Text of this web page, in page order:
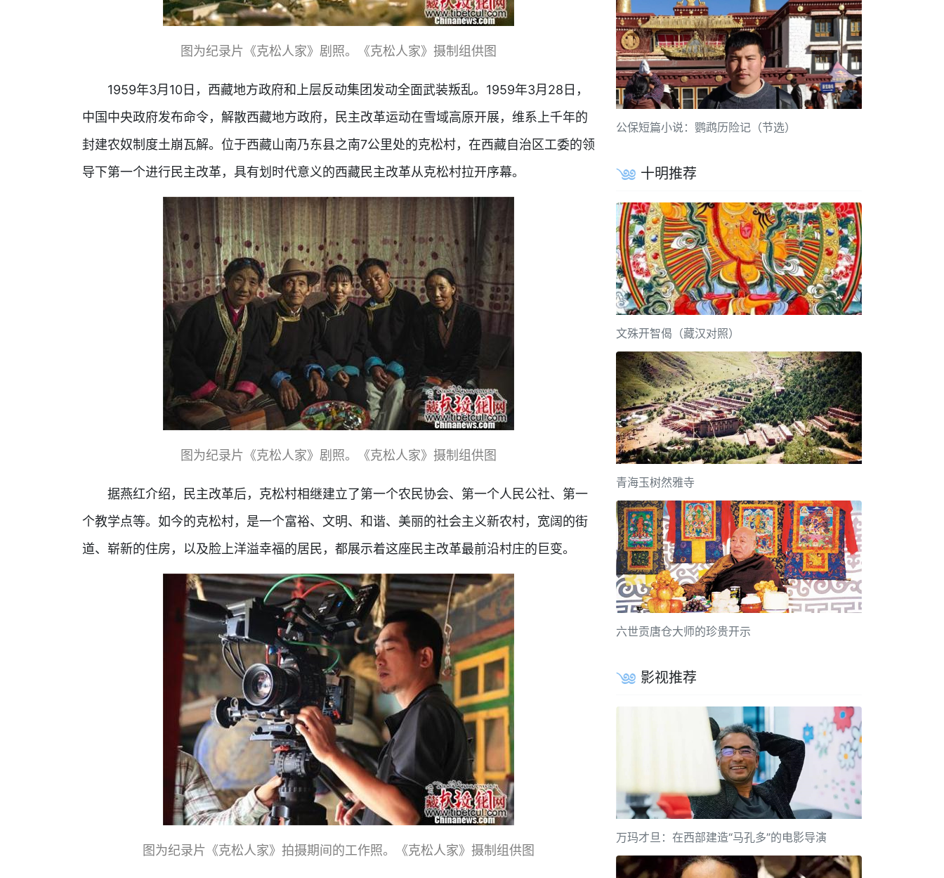
图为纪录片《克松人家》剧照。《克松人家》摄制组供图
1959年3月10日，西藏地方政府和上层反动集团发动全面武装叛乱。1959年3月28日，
中国中央政府发布命令，解散西藏地方政府，民主改革运动在雪域高原开展，维系上千年的
封建农奴制度土崩瓦解。位于西藏山南乃东县之南7公里处的克松村，在西藏自治区工委的领
导下第一个进行民主改革，具有划时代意义的西藏民主改革从克松村拉开序幕。
图为纪录片《克松人家》剧照。《克松人家》摄制组供图
据燕红介绍，民主改革后，克松村相继建立了第一个农民协会、第一个人民公社、第一
个教学点等。如今的克松村，是一个富裕、文明、和谐、美丽的社会主义新农村，宽阔的街
道、崭新的住房，以及脸上洋溢幸福的居民，都展示着这座民主改革最前沿村庄的巨变。
图为纪录片《克松人家》拍摄期间的工作照。《克松人家》摄制组供图
公保短篇小说：鹦鹉历险记（节选）
十明推荐
文殊开智偈（藏汉对照）
青海玉树然雅寺
六世贡唐仓大师的珍贵开示
影视推荐
万玛才旦：在西部建造“马孔多”的电影导演